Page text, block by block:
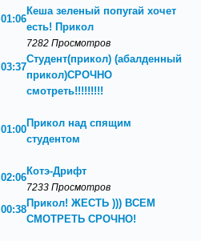
01:06
Кеша зеленый попугай хочет
есть! Прикол
7282 Просмотров
03:37
Студент(прикол) (абалденный
прикол)СРОЧНО
смотреть!!!!!!!!!
01:00
Прикол над спящим
студентом
02:06
Котэ-Дрифт
7233 Просмотров
00:38
Прикол! ЖЕСТЬ ))) ВСЕМ
СМОТРЕТЬ СРОЧНО!